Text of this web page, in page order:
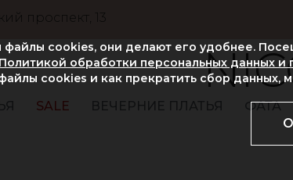
проспект, 13
SALE ВЕЧЕРНИЕ ПЛАТЬЯ ФАТА
файлы cookies, они делают его удобнее.
обработки персональных данных
сookies и как прекратить сбор данных,